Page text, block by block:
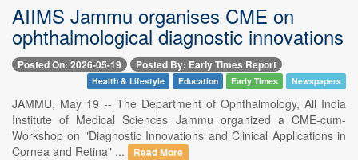
AIIMS Jammu organises CME on
ophthalmological diagnostic innovations
Posted On: 2026-05-19 Posted By: Early Times Report
Health & Lifestyle Education Early Times Newspapers
JAMMU, May 19 -- The Department of Ophthalmology, All India
Institute of Medical Sciences Jammu organized a CME-cum-
Workshop on "Diagnostic Innovations and Clinical Applications in
Cornea and Retina" ...
Read More